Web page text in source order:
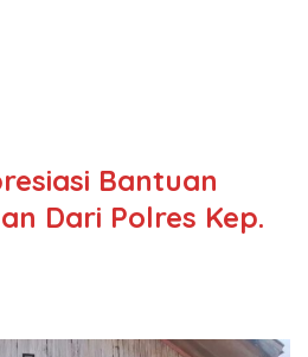
Bantuan
Dari Polres Kep.